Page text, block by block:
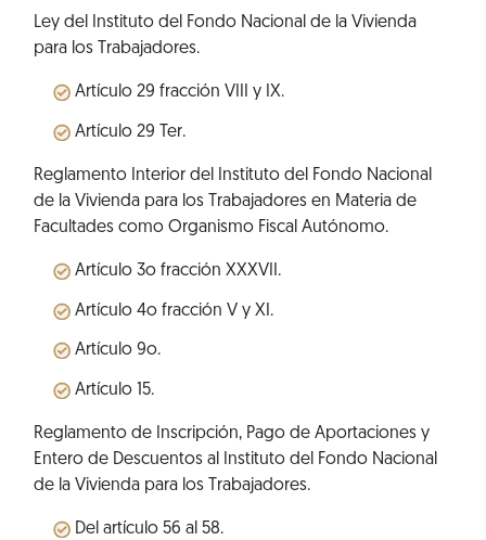
Ley del Instituto del Fondo Nacional de la Vivienda
para los Trabajadores.
Artículo 29 fracción VIII y IX.
Artículo 29 Ter.
Reglamento Interior del Instituto del Fondo Nacional
de la Vivienda para los Trabajadores en Materia de
Facultades como Organismo Fiscal Autónomo.
Artículo 3o fracción XXXVII.
Artículo 4o fracción V y XI.
Artículo 9o.
Artículo 15.
Reglamento de Inscripción, Pago de Aportaciones y
Entero de Descuentos al Instituto del Fondo Nacional
de la Vivienda para los Trabajadores.
Del artículo 56 al 58.